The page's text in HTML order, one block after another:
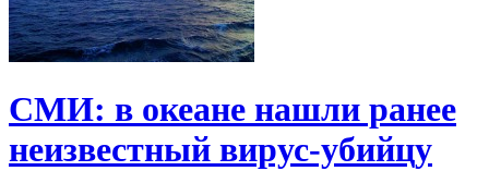
СМИ: в океане нашли ранее
неизвестный вирус-убийцу